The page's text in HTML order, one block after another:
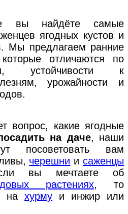
вы найдёте самые
ягодных кустов и
Мы предлагаем ранние
отличаются по
устойчивости к
урожайности и
вопрос, какие ягодные
на даче, наши
посоветовать вам
черешни исаженцы
вы мечтаете об
растениях, то
на хурму и инжир или